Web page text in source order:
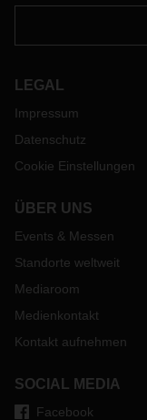
LEGAL
Impressum
Datenschutz
Cookie Einstellungen
ÜBER UNS
Events & Messen
Standorte weltweit
Mediaroom
Medienkontakt
Kontakt aufnehmen
SOCIAL MEDIA
Facebook